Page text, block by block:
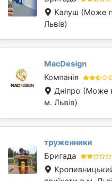
Калуш (Може
Львів)
MacDesign
Компанія
Дніпро (Може
м. Львів)
труженники
Бригада